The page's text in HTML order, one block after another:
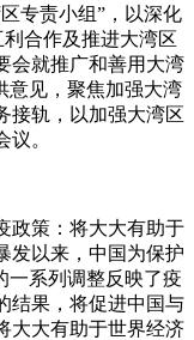
责小组”，以深化
合作及推进大湾区
会就推广和善用大湾
意见，聚焦加强大湾
接轨，以加强大湾区
。
策：将大大有助于
发以来，中国为保护
一系列调整反映了疫
结果，将促进中国与
大大有助于世界经济